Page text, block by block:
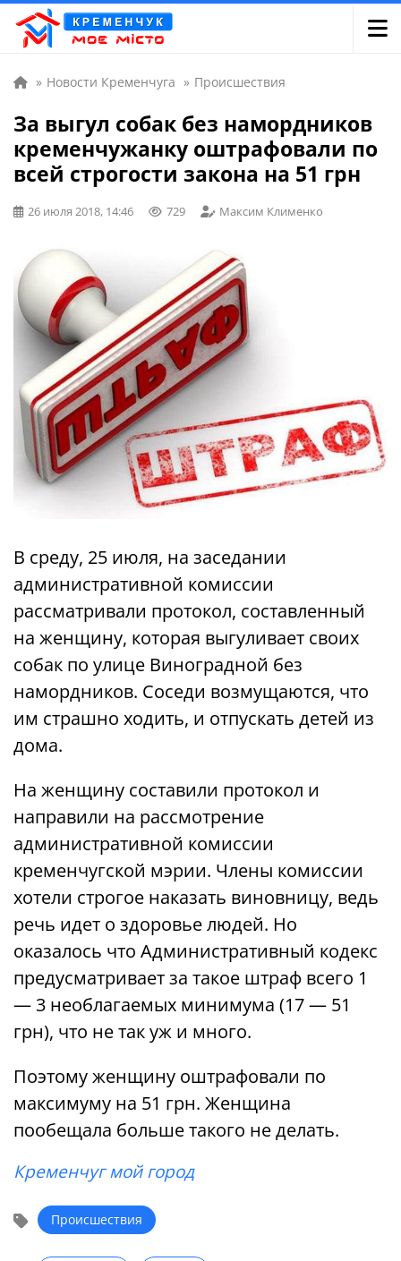
» Новости Кременчуга » Происшествия
За выгул собак без намордников
кременчужанку оштрафовали по
всей строгости закона на 51 грн
26 июля 2018, 14:46 729 Максим Клименко
В среду, 25 июля, на заседании
административной комиссии
рассматривали протокол, составленный
на женщину, которая выгуливает своих
собак по улице Виноградной без
намордников. Соседи возмущаются, что
им страшно ходить, и отпускать детей из
дома.
На женщину составили протокол и
направили на рассмотрение
административной комиссии
кременчугской мэрии. Члены комиссии
хотели строгое наказать виновницу, ведь
речь идет о здоровье людей. Но
оказалось что Административный кодекс
предусматривает за такое штраф всего 1
— 3 необлагаемых минимума (17 — 51
грн), что не так уж и много.
Поэтому женщину оштрафовали по
максимуму на 51 грн. Женщина
пообещала больше такого не делать.
Кременчуг мой город
Происшествия